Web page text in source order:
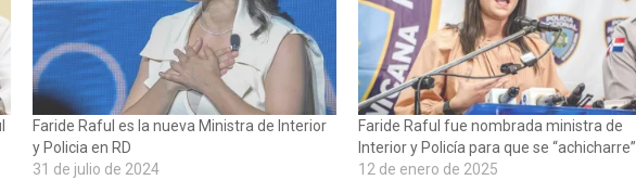
Faride Raful es la nueva Ministra de Interior
y Policia en RD
31 de julio de 2024
Faride Raful fue nombrada ministra de
Interior y Policía para que se “achicharre”
12 de enero de 2025